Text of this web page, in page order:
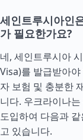
세인트루시아인
가 필요한가요?
네, 세인트루시아
Visa)를 발급받아
자 보험 및 충분한
니다. 우크라이나
도입하여 다음과
고 있습니다.